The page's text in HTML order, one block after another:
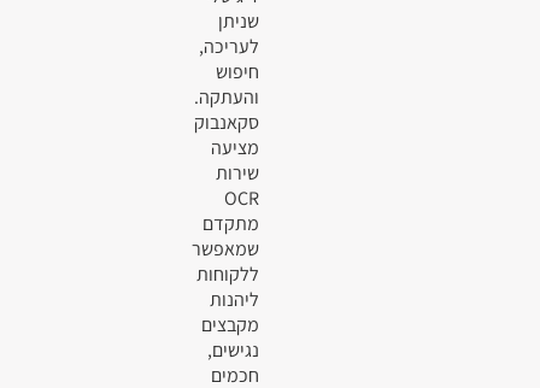
שניתן
לעריכה,
חיפוש
והעתקה.
סקאנבוק
מציעה
שירות
OCR
מתקדם
שמאפשר
ללקוחות
ליהנות
מקבצים
נגישים,
חכמים